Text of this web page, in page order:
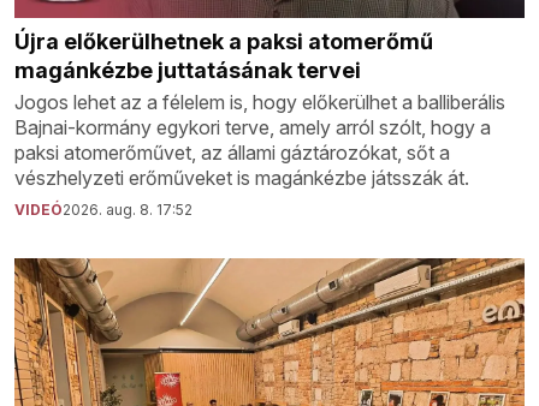
Újra előkerülhetnek a paksi atomerőmű
magánkézbe juttatásának tervei
Jogos lehet az a félelem is, hogy előkerülhet a balliberális
Bajnai-kormány egykori terve, amely arról szólt, hogy a
paksi atomerőművet, az állami gáztározókat, sőt a
vészhelyzeti erőműveket is magánkézbe játsszák át.
VIDEÓ2026. aug. 8. 17:52